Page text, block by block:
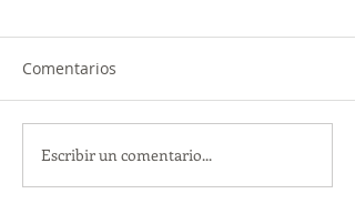
¡Acapulco y Guerrero se
Visten de Fiesta!
Comentarios
Escribir un comentario...